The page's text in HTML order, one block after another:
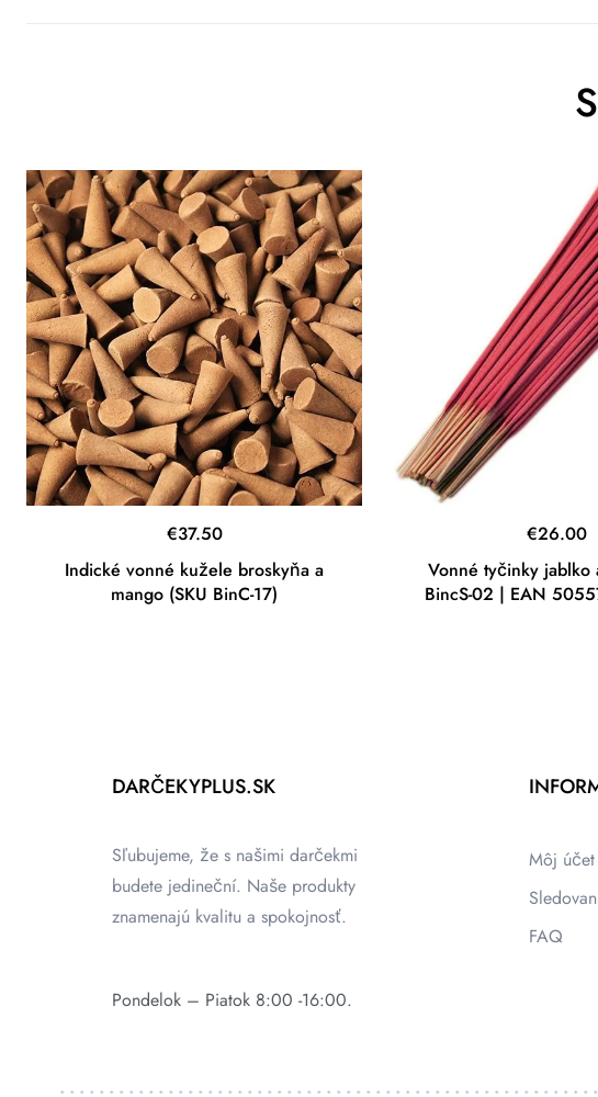
Indické vonné kužele broskyňa a
mango (SKU BinC-17)
€37.50
Vonné tyčinky
BincS-02 | EAN
€26.00
DARČEKYPLUS.SK
Sľubujeme, že s našimi darčekmi
budete jedineční. Naše produkty
znamenajú kvalitu a spokojnosť.
Pondelok – Piatok 8:00 -16:00.
Môj účet
FAQ